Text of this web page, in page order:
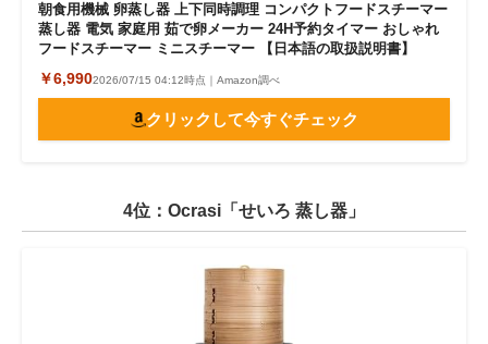
朝食用機械 卵蒸し器 上下同時調理 コンパクトフードスチーマー
蒸し器 電気 家庭用 茹で卵メーカー 24H予約タイマー おしゃれ
フードスチーマー ミニスチーマー 【日本語の取扱説明書】
￥6,9902026/07/15 04:12時点｜Amazon調べ
クリックして今すぐチェック
4位：Ocrasi「せいろ 蒸し器」